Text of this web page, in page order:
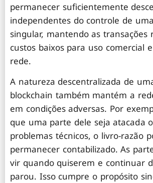
permanecer suficientemente
independentes do controle de
singular, mantendo as transações
custos baixos para uso comercial
rede.
A natureza descentralizada de
blockchain também mantém a
em condições adversas. Por
que uma parte dele seja atacada
problemas técnicos, o livro-razão
permanecer contabilizado. As
vir quando quiserem e continuar
parou. Isso cumpre o propósito